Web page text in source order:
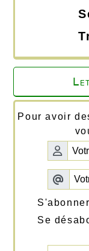
Pour avoir
S'abonner
Se